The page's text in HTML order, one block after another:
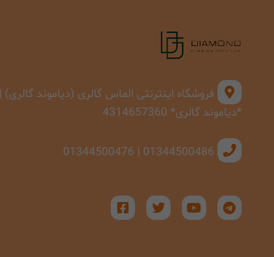
فروشگاه اینترنتی الماس گالری (دیاموند
*دیاموند گالری* 4314657360
01344500486 | 01344500476